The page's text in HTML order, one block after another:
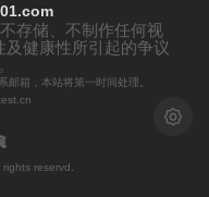
浅色模
存储、不制作任何视
健康性所引起的争议
邮箱，本站将第一时间处理。
reservd.